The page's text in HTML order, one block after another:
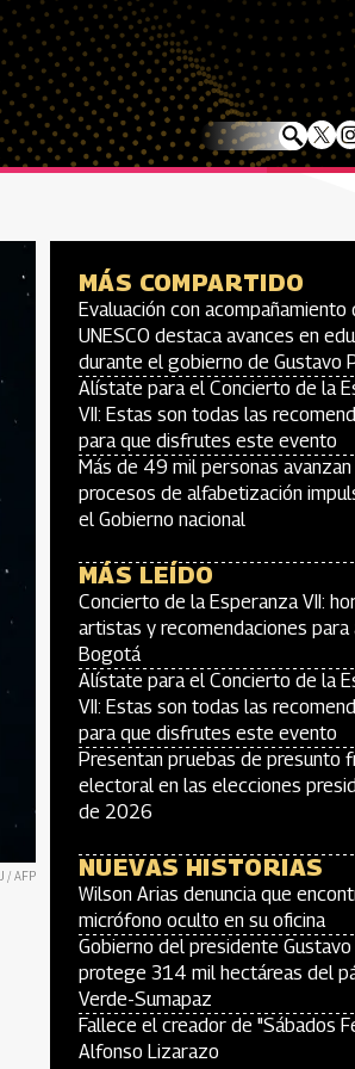
/ AFP
MÁS COMPARTIDO
Evaluación con acompañamiento
UNESCO destaca avances en
durante el gobierno de Gustavo
Alístate para el Concierto de la
VII: Estas son todas las
para que disfrutes este evento
Más de 49 mil personas avanzan
procesos de alfabetización
el Gobierno nacional
MÁS LEÍDO
Concierto de la Esperanza VII:
artistas y recomendaciones para
Bogotá
Alístate para el Concierto de la
VII: Estas son todas las
para que disfrutes este evento
Presentan pruebas de presunto
electoral en las elecciones
de 2026
NUEVAS HISTORIAS
Wilson Arias denuncia que
micrófono oculto en su oficina
Gobierno del presidente
protege 314 mil hectáreas del
Verde-Sumapaz
Fallece el creador de "Sábados
Alfonso Lizarazo